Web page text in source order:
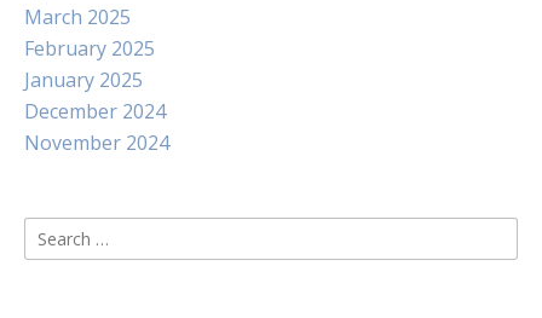
March 2025
February 2025
January 2025
December 2024
November 2024
Search
for: